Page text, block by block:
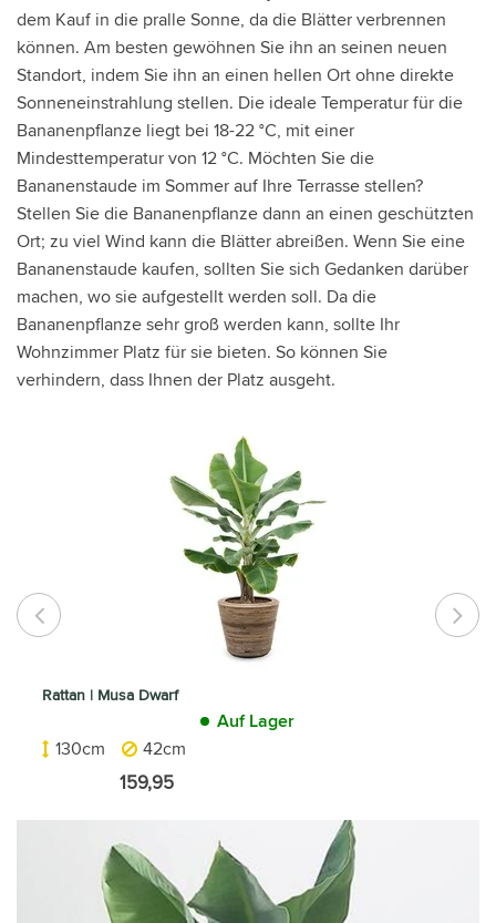
dem Kauf in die pralle Sonne, da die Blätter verbrennen
können. Am besten gewöhnen Sie ihn an seinen neuen
Standort, indem Sie ihn an einen hellen Ort ohne direkte
Sonneneinstrahlung stellen. Die ideale Temperatur für die
Bananenpflanze liegt bei 18-22 °C, mit einer
Mindesttemperatur von 12 °C. Möchten Sie die
Bananenstaude im Sommer auf Ihre Terrasse stellen?
Stellen Sie die Bananenpflanze dann an einen geschützten
Ort; zu viel Wind kann die Blätter abreißen. Wenn Sie eine
Bananenstaude kaufen, sollten Sie sich Gedanken darüber
machen, wo sie aufgestellt werden soll. Da die
Bananenpflanze sehr groß werden kann, sollte Ihr
Wohnzimmer Platz für sie bieten. So können Sie
verhindern, dass Ihnen der Platz ausgeht.
Rattan | Musa Dwarf
Auf Lager
130cm
42cm
159,95